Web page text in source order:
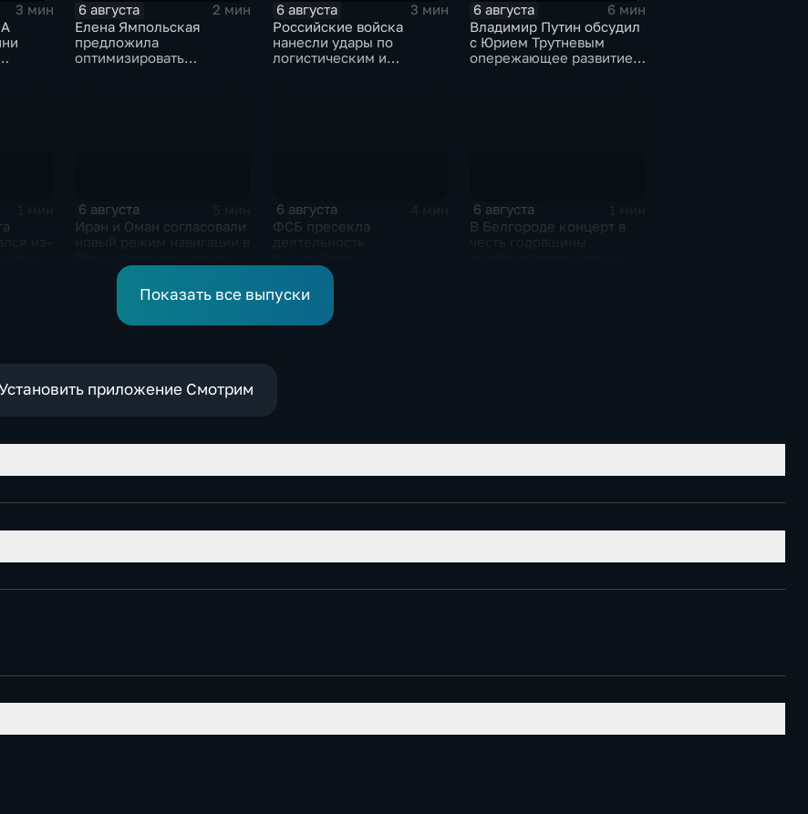
3 мин
6 августа
2 мин
Елена Ямпольская
предложила
оптимизировать
6 августа
3 мин
Российские войска
нанесли удары по
логистическим и
6 августа
6 мин
Владимир Путин обсудил
с Юрием Трутневым
опережающее развитие
6 августа
Иран и Оман согласовали
фоне нехватки
боеприпасов у США
6 августа
ФСБ пресекла
завербованных
украинскими
спецслужбами для
терактов в России
6 августа
В Белгороде концерт в
Показать все выпуски
приложение Смотрим